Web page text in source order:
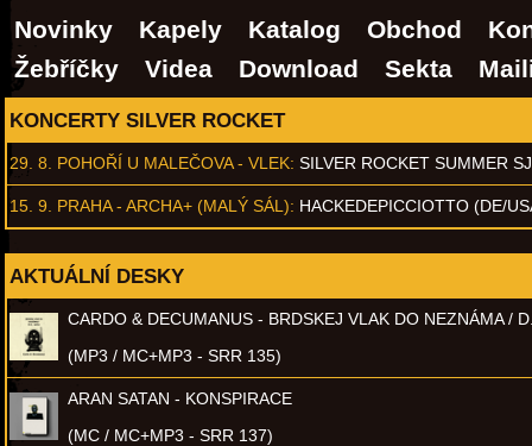
Novinky Kapely Katalog Obchod
Žebříčky
Videa Download Sekta
KONCERTY SILVER ROCKET
29. 8. POHOŘÍ U MALEČOVA - VLEK: SILVER ROCKET SUMMER
15. 9. PRAHA - ARCHA+ (MALÝ SÁL): HACKEDEPICCIOTTO (DE/
AKTUÁLNÍ DESKY
CARDO & DECUMANUS - BRDSKEJ VLAK DO NEZNÁMA /
(MP3 / MC+MP3 - SRR 135)
ARAN SATAN - KONSPIRACE
(MC / MC+MP3 - SRR 137)